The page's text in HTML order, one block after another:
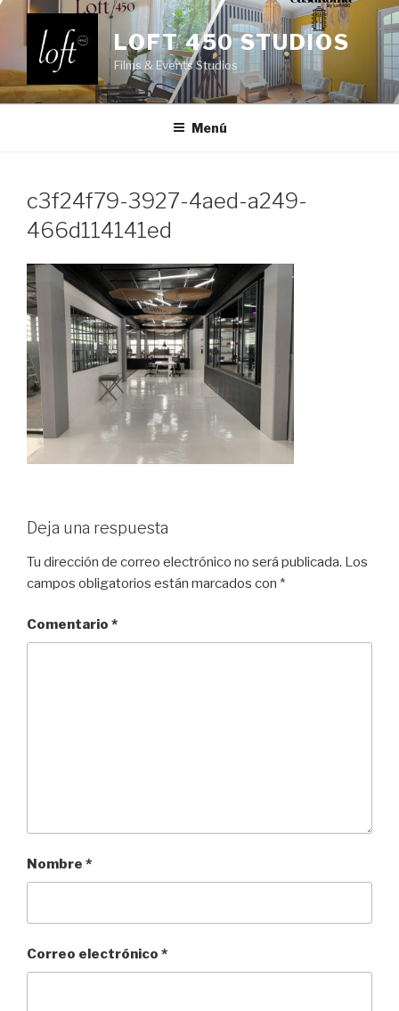
Saltar
contenido
LOFT 450 STUDIOS
Films & Events Studios
Menú
c3f24f79-3927-4aed-a249-
466d114141ed
Deja una respuesta
Tu dirección de correo electrónico no será publicada. Los
campos obligatorios están marcados con *
Comentario *
Nombre *
Correo electrónico *